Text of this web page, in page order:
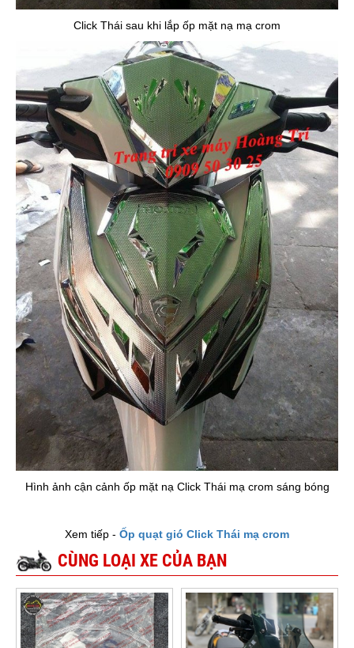
Click Thái sau khi lắp ốp mặt nạ mạ crom
Hình ảnh cận cảnh ốp mặt nạ Click Thái mạ crom sáng bóng
Xem tiếp - Ốp quạt gió Click Thái mạ crom
CÙNG LOẠI XE CỦA BẠN